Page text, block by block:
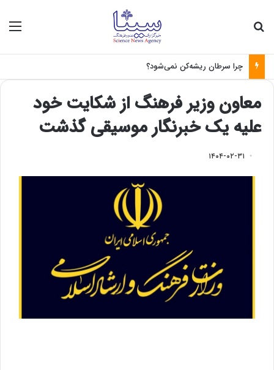
چرا سرطان ریشه‌کن نمی‌شود؟
معاون وزیر فرهنگ از شکایت خود
علیه یک خبرنگار موسیقی گذشت
۱۴۰۴-۰۲-۳۱